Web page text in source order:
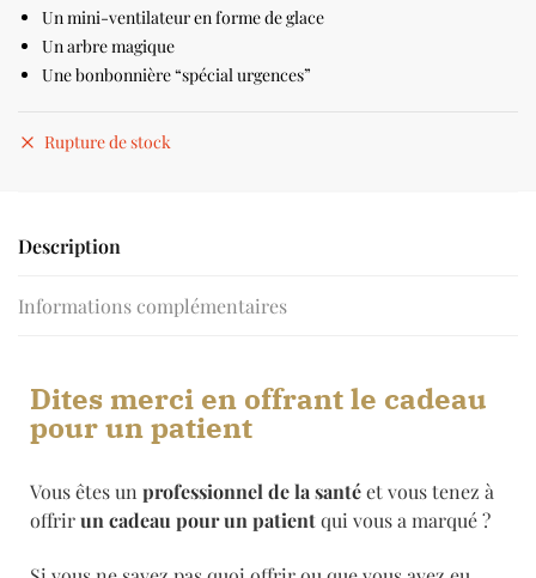
Un mini-ventilateur en forme de glace
Un arbre magique
Une bonbonnière “spécial urgences”
Rupture de stock
Description
Informations complémentaires
Dites merci en offrant le cadeau
pour un patient
Vous êtes un professionnel de la santéet vous tenez à
offrirun cadeau pour un patientqui vous a marqué ?